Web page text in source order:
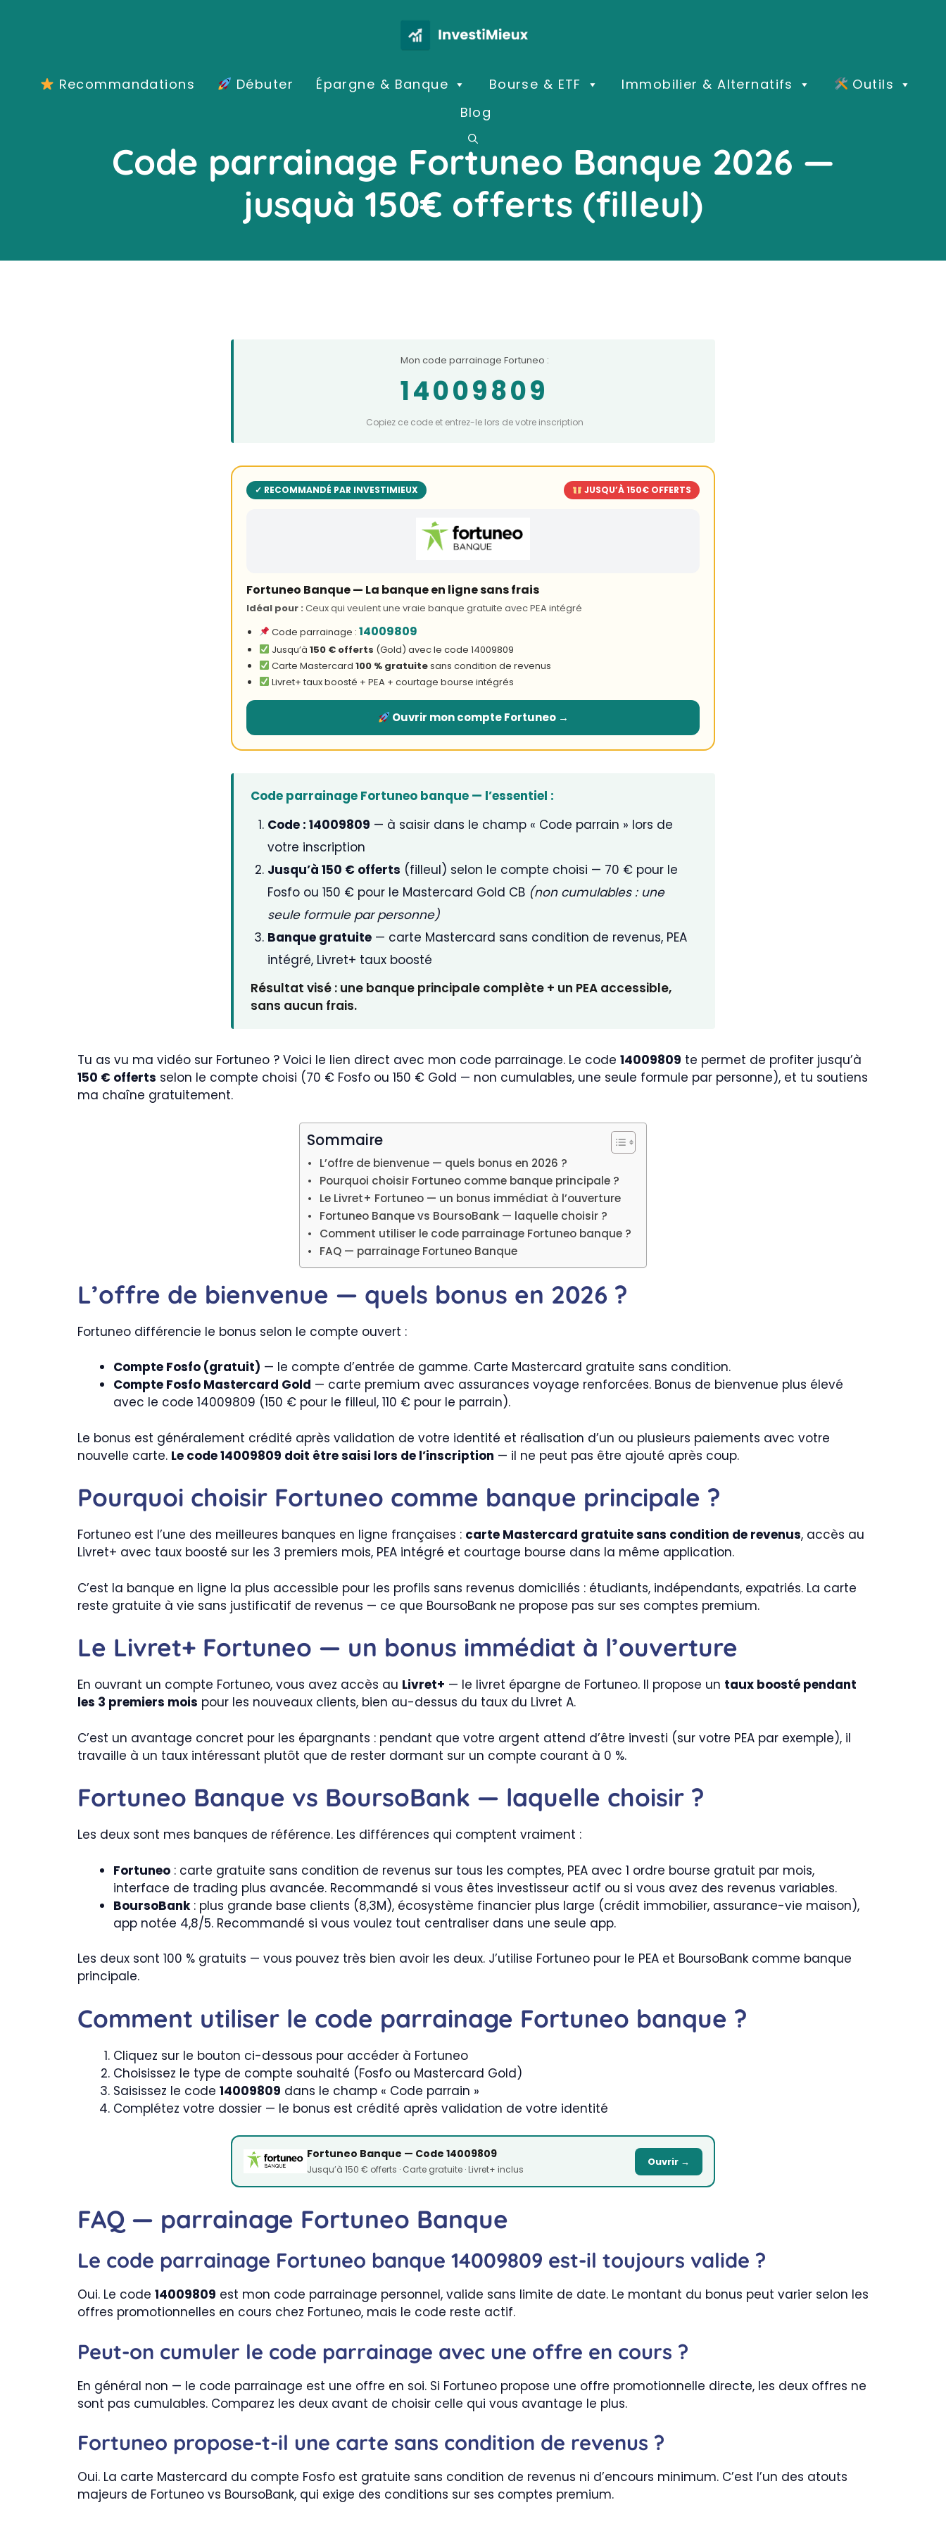
Recommandations Débuter Épargne & Banque Bourse & ETF Immobilier & Alternatifs
Outils
Blog
Code parrainage Fortuneo Banque 2026 —
jusquà 150€ offerts (filleul)
Mon code parrainage Fortuneo :
14009809
Copiez ce code et entrez-le lors de votre inscription
✓ RECOMMANDÉ PAR INVESTIMIEUX JUSQU’À 150€ OFFERTS
Fortuneo Banque — La banque en ligne sans frais
Idéal pour : Ceux qui veulent une vraie banque gratuite avec PEA intégré
Code parrainage : 14009809
Jusqu’à 150 € offerts (Gold) avec le code 14009809
Carte Mastercard 100 % gratuitesans condition de revenus
Livret+ taux boosté + PEA + courtage bourse intégrés
Ouvrir mon compte Fortuneo →
Code parrainage Fortuneo banque — l’essentiel :
Code : 14009809 — à saisir dans le champ « Code parrain » lors de
votre inscription
Jusqu’à 150 € offerts (filleul) selon le compte choisi — 70 € pour le
Fosfo ou 150 € pour le Mastercard Gold CB (non cumulables : une
seule formule par personne)
Banque gratuite — carte Mastercard sans condition de revenus, PEA
intégré, Livret+ taux boosté
Résultat visé : une banque principale complète + un PEA accessible,
sans aucun frais.
Tu as vu ma vidéo sur Fortuneo ? Voici le lien direct avec mon code parrainage. Le code 14009809 te permet de profiter jusqu’à
150 € offerts selon le compte choisi (70 € Fosfo ou 150 € Gold — non cumulables, une seule formule par personne), et tu soutiens
ma chaîne gratuitement.
Sommaire
L’offre de bienvenue — quels bonus en 2026 ?
Pourquoi choisir Fortuneo comme banque principale ?
Le Livret+ Fortuneo — un bonus immédiat à l’ouverture
Fortuneo Banque vs BoursoBank — laquelle choisir ?
Comment utiliser le code parrainage Fortuneo banque ?
FAQ — parrainage Fortuneo Banque
L’offre de bienvenue — quels bonus en 2026 ?
Fortuneo différencie le bonus selon le compte ouvert :
Compte Fosfo (gratuit) — le compte d’entrée de gamme. Carte Mastercard gratuite sans condition.
Compte Fosfo Mastercard Gold — carte premium avec assurances voyage renforcées. Bonus de bienvenue plus élevé
avec le code 14009809 (150 € pour le filleul, 110 € pour le parrain).
Le bonus est généralement crédité après validation de votre identité et réalisation d’un ou plusieurs paiements avec votre
nouvelle carte. Le code 14009809 doit être saisi lors de l’inscription — il ne peut pas être ajouté après coup.
Pourquoi choisir Fortuneo comme banque principale ?
Fortuneo est l’une des meilleures banques en ligne françaises : carte Mastercard gratuite sans condition de revenus, accès au
Livret+ avec taux boosté sur les 3 premiers mois, PEA intégré et courtage bourse dans la même application.
C’est la banque en ligne la plus accessible pour les profils sans revenus domiciliés : étudiants, indépendants, expatriés. La carte
reste gratuite à vie sans justificatif de revenus — ce que BoursoBank ne propose pas sur ses comptes premium.
Le Livret+ Fortuneo — un bonus immédiat à l’ouverture
En ouvrant un compte Fortuneo, vous avez accès au Livret+ — le livret épargne de Fortuneo. Il propose un taux boosté pendant
les 3 premiers mois pour les nouveaux clients, bien au-dessus du taux du Livret A.
C’est un avantage concret pour les épargnants : pendant que votre argent attend d’être investi (sur votre PEA par exemple), il
travaille à un taux intéressant plutôt que de rester dormant sur un compte courant à 0 %.
Fortuneo Banque vs BoursoBank — laquelle choisir ?
Les deux sont mes banques de référence. Les différences qui comptent vraiment :
Fortuneo: carte gratuite sans condition de revenus sur tous les comptes, PEA avec 1 ordre bourse gratuit par mois,
interface de trading plus avancée. Recommandé si vous êtes investisseur actif ou si vous avez des revenus variables.
BoursoBank: plus grande base clients (8,3M), écosystème financier plus large (crédit immobilier, assurance-vie maison),
app notée 4,8/5. Recommandé si vous voulez tout centraliser dans une seule app.
Les deux sont 100 % gratuits — vous pouvez très bien avoir les deux. J’utilise Fortuneo pour le PEA et BoursoBank comme banque
principale.
Comment utiliser le code parrainage Fortuneo banque ?
Cliquez sur le bouton ci-dessous pour accéder à Fortuneo
Choisissez le type de compte souhaité (Fosfo ou Mastercard Gold)
Saisissez le code 14009809 dans le champ « Code parrain »
Complétez votre dossier — le bonus est crédité après validation de votre identité
Fortuneo Banque — Code 14009809
Jusqu’à 150 € offerts · Carte gratuite · Livret+ inclus
Ouvrir →
FAQ — parrainage Fortuneo Banque
Le code parrainage Fortuneo banque 14009809 est-il toujours valide ?
Oui. Le code 14009809 est mon code parrainage personnel, valide sans limite de date. Le montant du bonus peut varier selon les
offres promotionnelles en cours chez Fortuneo, mais le code reste actif.
Peut-on cumuler le code parrainage avec une offre en cours ?
En général non — le code parrainage est une offre en soi. Si Fortuneo propose une offre promotionnelle directe, les deux offres ne
sont pas cumulables. Comparez les deux avant de choisir celle qui vous avantage le plus.
Fortuneo propose-t-il une carte sans condition de revenus ?
Oui. La carte Mastercard du compte Fosfo est gratuite sans condition de revenus ni d’encours minimum. C’est l’un des atouts
majeurs de Fortuneo vs BoursoBank, qui exige des conditions sur ses comptes premium.